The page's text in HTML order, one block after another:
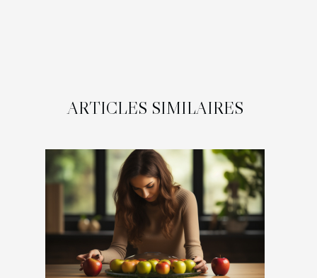
ARTICLES SIMILAIRES